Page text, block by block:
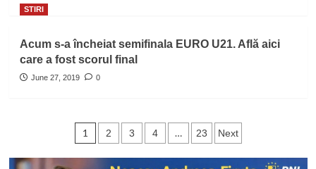
STIRI
Acum s-a încheiat semifinala EURO U21. Află aici
care a fost scorul final
June 27, 2019 0
Posts
pagination
1 2 3 4 … 23 Next